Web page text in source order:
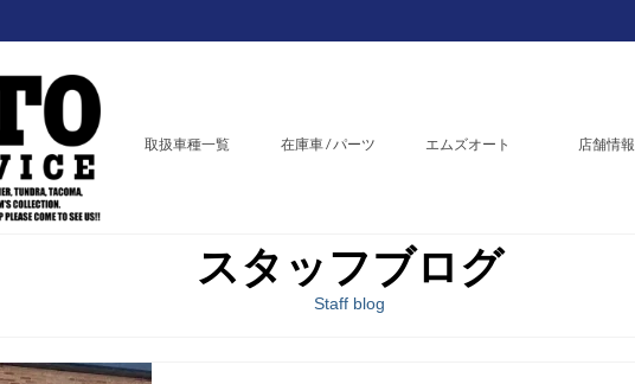
取扱車種一覧 在庫車 / パーツ エムズオート 店舗情報
スタッフブログ
Staff blog